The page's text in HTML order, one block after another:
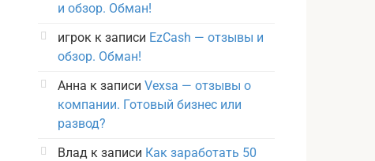
и обзор. Обман!
игрок к записи EzCash — отзывы и
обзор. Обман!
Анна к записи Vexsa — отзывы о
компании. Готовый бизнес или
развод?
Влад к записи Как заработать 50